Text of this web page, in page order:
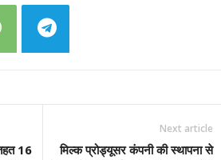
16
Next article
मिल्क प्रोड्यूसर कंपनी की स्थापना से